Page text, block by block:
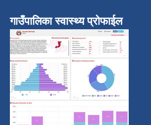
गाउँपालिका स्वास्थ्य प्रोफाईल